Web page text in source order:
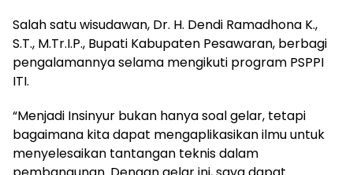
Salah satu wisudawan, Dr. H. Dendi Ramadhona K.,
S.T., M.Tr.I.P., Bupati Kabupaten Pesawaran, berbagi
pengalamannya selama mengikuti program PSPPI
ITI.
“Menjadi Insinyur bukan hanya soal gelar, tetapi
bagaimana kita dapat mengaplikasikan ilmu untuk
menyelesaikan tantangan teknis dalam